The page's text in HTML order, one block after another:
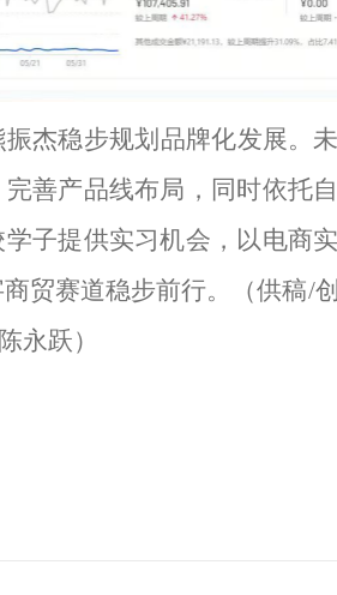
杰稳步规划品牌化发展。
善产品线布局，同时依托
子提供实习机会，以电商
贸赛道稳步前行。（供稿/
永跃）